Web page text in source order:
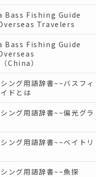
Bass Fishing Guide
Travelers
Bass Fishing Guide
China）
ング用語辞書~~バスフィ
ドとは
ング用語辞書~~偏光グラ
ング用語辞書~~ベイトリ
ング用語辞書~~魚探